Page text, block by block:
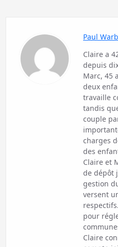
Paul
Claire a
depuis
Marc, 45
deux
travaille
tandis
couple
charges
des
Claire et
de dépôt
gestion
versent
pour
Claire